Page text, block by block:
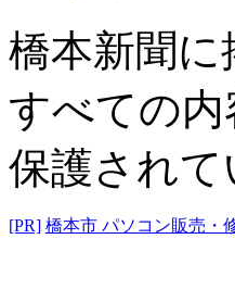
橋本新聞に
すべての
保護されて
[PR] 橋本市 パソコン販売・